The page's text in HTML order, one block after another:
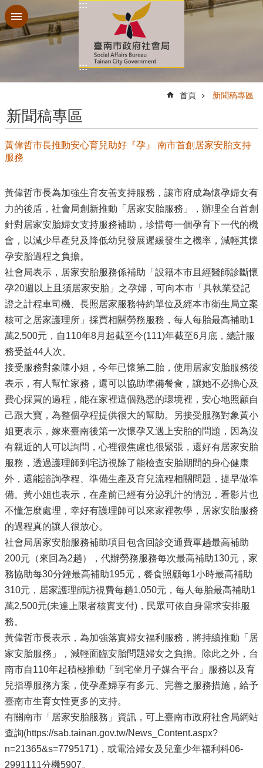
跳到主要內容區塊
:::
:::
首頁 新聞稿專區
新聞稿專區
黃偉哲市長推動安心育兒助好『孕』 南市首創居家安胎支持
服務
黃偉哲市長為加強生育友善支持服務，讓市府成為懷孕婦女有
力的後盾，社會局創新推動「居家安胎服務」，辦理全台首創
針對居家安胎婦女支持服務補助，珍惜每一個孕育下一代的機
會，以減少早產兒及降低幼兒發展遲緩發生之機率，減輕其懷
孕安胎過程之負擔。
社會局表示，居家安胎服務係補助「設籍本市且經醫師診斷懷
孕20週以上且須居家安胎」之孕婦，可向本市「具執業登記
證之計程車司機、長照居家服務特約單位及經本市衛生局立案
核可之居家護理所」採買相關勞務服務，每人每胎最高補助1
萬2,500元，自110年8月起截至今(111)年截至6月底，總計服
務受益44人次。
接受服務對象陳小姐，今年已懷第二胎，使用居家安胎服務後
表示，有人幫忙家務，還可以協助準備餐食，讓她不必擔心及
費心採買的過程，能在家裡這個熟悉的環境裡，安心地照顧自
己跟大寶，為整個孕程提供很大的幫助。另接受服務對象黃小
姐更表示，嫁來臺南後第一次懷孕又遇上安胎的問題，因為沒
有親近的人可以詢問，心裡很焦慮也很緊張，還好有居家安胎
服務，透過護理師到宅訪視除了能檢查安胎期間的身心健康
外，還能諮詢孕程、準備生產及育兒流程相關問題，提早做準
備。黃小姐也表示，在產前已經有分泌乳汁的情況，看影片也
不懂怎麼處理，幸好有護理師可以來家裡教學，居家安胎服務
的過程真的讓人很放心。
社會局居家安胎服務補助項目包含回診交通費單趟最高補助
200元（來回為2趟），代辦勞務服務每次最高補助130元，家
務協助每30分鐘最高補助195元，餐食照顧每1小時最高補助
310元，居家護理師訪視費每趟1,050元，每人每胎最高補助1
萬2,500元(未達上限者核實支付)，民眾可依自身需求安排服
務。
黃偉哲市長表示，為加強落實婦女福利服務，將持續推動「居
家安胎服務」，減輕面臨安胎問題婦女之負擔。除此之外，台
南市自110年起積極推動「到宅坐月子媒合平台」服務以及育
兒指導服務方案，使孕產婦享有多元、完善之服務措施，給予
臺南市生育女性更多的支持。
有關南市「居家安胎服務」資訊，可上臺南市政府社會局網站
查詢(https://sab.tainan.gov.tw/News_Content.aspx?
n=21365&s=7795171)，或電洽婦女及兒童少年福利科06-
2991111分機5907。